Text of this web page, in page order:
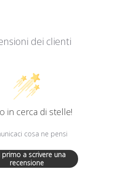
dei clienti
in cerca di stelle!
cosa ne pensi
primo a scrivere una
recensione